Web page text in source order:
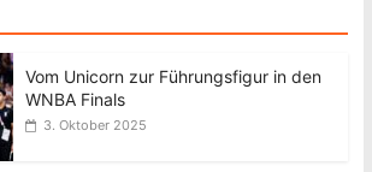
Vom Unicorn zur Führungsfigur in den
WNBA Finals
3. Oktober 2025